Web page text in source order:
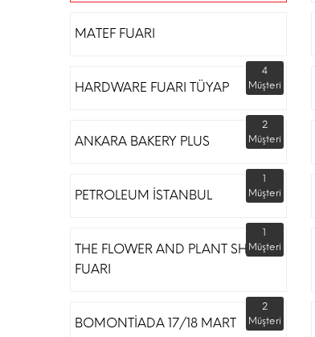
MATEF FUARI
HARDWARE FUARI TÜYAP
4
Müşteri
ANKARA BAKERY PLUS
2
Müşteri
PETROLEUM İSTANBUL
1
Müşteri
THE FLOWER AND PLANT SHOW
FUARI
1
Müşteri
BOMONTİADA 17/18 MART
2
Müşteri